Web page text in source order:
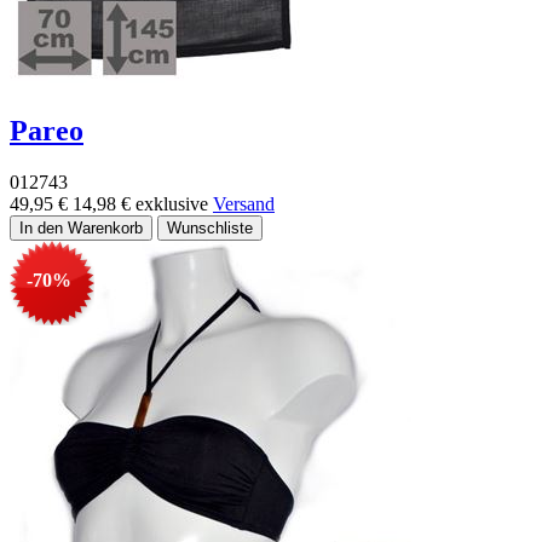
Pareo
012743
49,95 € 14,98 € exklusive Versand
-70%